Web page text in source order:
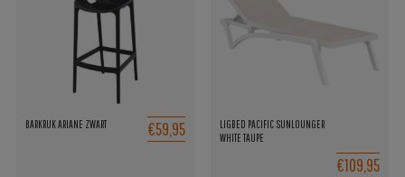
BARKRUK ARIANE ZWART €59,95
LIGBED PACIFIC SUNLOUNGER
WHITE TAUPE
€109,95